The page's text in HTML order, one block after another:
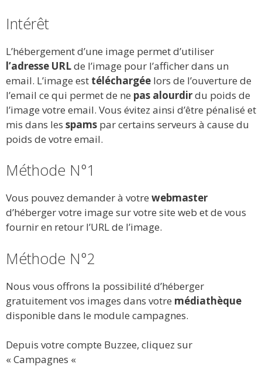
Intérêt
L’hébergement d’une image permet d’utiliser
l’adresse URLde l’image pour l’afficher dans un
email. L’image est téléchargée lors de l’ouverture de
l’email ce qui permet de ne pas alourdirdu poids de
l’image votre email. Vous évitez ainsi d’être pénalisé et
mis dans les spams par certains serveurs à cause du
poids de votre email.
Méthode N°1
Vous pouvez demander à votre webmaster
d’héberger votre image sur votre site web et de vous
fournir en retour l’URL de l’image.
Méthode N°2
Nous vous offrons la possibilité d’héberger
gratuitement vos images dans votre médiathèque
disponible dans le module campagnes.
Depuis votre compte Buzzee, cliquez sur
« Campagnes «